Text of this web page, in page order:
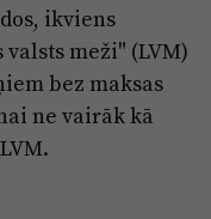
un ticība
ikviens
meži" (LVM)
bez maksas
ne vairāk kā